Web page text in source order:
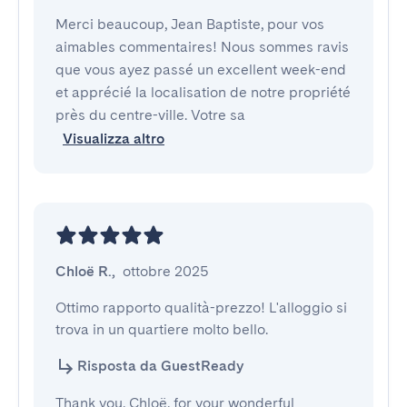
Merci beaucoup, Jean Baptiste, pour vos
aimables commentaires! Nous sommes ravis
que vous ayez passé un excellent week-end
et apprécié la localisation de notre propriété
près du centre-ville. Votre sa
Visualizza altro
Chloë R., ottobre 2025
Ottimo rapporto qualità-prezzo! L'alloggio si
trova in un quartiere molto bello.
Risposta da GuestReady
Thank you, Chloë, for your wonderful